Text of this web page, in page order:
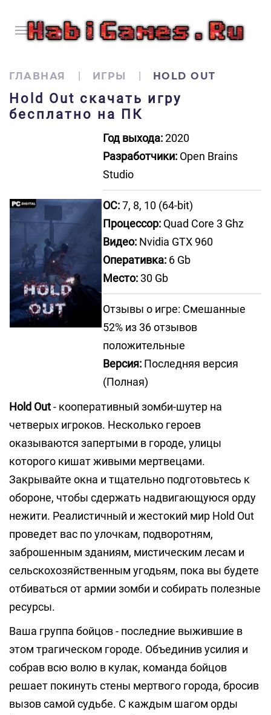
ГЛАВНАЯ ИГРЫ HOLD OUT
Hold Out скачать игру
бесплатно на ПК
Год выхода:2020
Разработчики: Open Brains
Studio
ОС:7, 8, 10 (64-bit)
Процессор: Quad Core 3 Ghz
Видео: Nvidia GTX 960
Оперативка: 6 Gb
Место: 30 Gb
Отзывы о игре: Смешанные
52% из 36 отзывов
положительные
Версия: Последняя версия
(Полная)
Hold Out- кооперативный зомби-шутер на
четверых игроков. Несколько героев
оказываются запертыми в городе, улицы
которого кишат живыми мертвецами.
Закрывайте окна и тщательно подготовьтесь к
обороне, чтобы сдержать надвигающуюся орду
нежити. Реалистичный и жестокий мир Hold Out
проведет вас по улочкам, подворотням,
заброшенным зданиям, мистическим лесам и
сельскохозяйственным угодьям, пока вы будете
отбиваться от армии зомби и собирать полезные
ресурсы.
Ваша группа бойцов - последние выжившие в
этом трагическом городе. Объединив усилия и
собрав всю волю в кулак, команда бойцов
решает покинуть стены мертвого города, бросив
вызов самой судьбе. С каждым шагом орды